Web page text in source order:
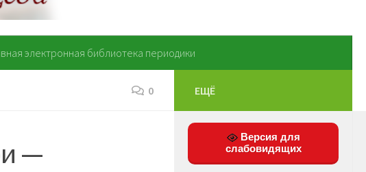
электронная библиотека периодики
0
—
ЕЩЁ
Версия для
слабовидящих